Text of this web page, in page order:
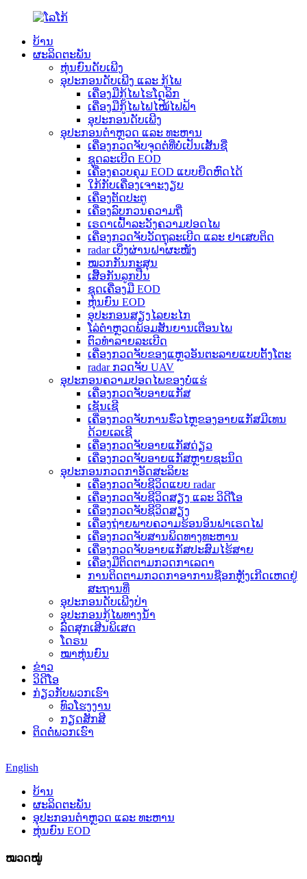
ບ້ານ
ຜະລິດຕະພັນ
ຫຸ່ນຍົນດັບເພີງ
ອຸປະກອນດັບເພີງ ແລະ ກູ້ໄພ
ເຄື່ອງມືກູ້ໄພໄຮໂດຼລິກ
ເຄື່ອງມືກູ້ໄພໄຟໄໝ້ໄຟຟ້າ
ອຸປະກອນດັບເພີງ
ອຸປະກອນຕຳຫຼວດ ແລະ ທະຫານ
ເຄື່ອງກວດຈັບຈຸດຕໍ່ທີ່ບໍ່ເປັນເສັ້ນຊື່
ຊຸດລະເບີດ EOD
ເຄື່ອງຄວບຄຸມ EOD ແບບຍືດຫົດໄດ້
ໃກ້ກັບເຄື່ອງເຈາະງຽບ
ເຄື່ອງຕັດປະຕູ
ເຄື່ອງລົບກວນຄວາມຖີ່
ເຣດາເຝົ້າລະວັງຄວາມປອດໄພ
ເຄື່ອງກວດຈັບວັດຖຸລະເບີດ ແລະ ຢາເສບຕິດ
radar ເບິ່ງຜ່ານຝາຜະໜັງ
ໝວກກັນກະສຸນ
ເສື້ອກັນລູກປືນ
ຊຸດເຄື່ອງມື EOD
ຫຸ່ນຍົນ EOD
ອຸປະກອນສຽງໄລຍະໄກ
ໂລ່ຕຳຫຼວດພ້ອມສັນຍານເຕືອນໄພ
ຕົວທຳລາຍລະເບີດ
ເຄື່ອງກວດຈັບຂອງແຫຼວອັນຕະລາຍແບບຕັ້ງໂຕະ
radar ກວດຈັບ UAV
ອຸປະກອນຄວາມປອດໄພຂອງບໍ່ແຮ່
ເຄື່ອງກວດຈັບອາຍແກັສ
ເຊັນເຊີ
ເຄື່ອງກວດຈັບການຮົ່ວໄຫຼຂອງອາຍແກັສມີເທນ
ດ້ວຍເລເຊີ
ເຄື່ອງກວດຈັບອາຍແກັສດ່ຽວ
ເຄື່ອງກວດຈັບອາຍແກັສຫຼາຍຊະນິດ
ອຸປະກອນກວດກາອັດສະລິຍະ
ເຄື່ອງກວດຈັບຊີວິດແບບ radar
ເຄື່ອງກວດຈັບຊີວິດສຽງ ແລະ ວິດີໂອ
ເຄື່ອງກວດຈັບຊີວິດສຽງ
ເຄື່ອງຖ່າຍພາບຄວາມຮ້ອນອິນຟາເຣດໄຟ
ເຄື່ອງກວດຈັບສານພິດທາງທະຫານ
ເຄື່ອງກວດຈັບອາຍແກັສປະສົມໄຮ້ສາຍ
ເຄື່ອງມືຕິດຕາມກວດກາເລດາ
ການຕິດຕາມກວດກາອາການຊ໊ອກຫຼັງເກີດເຫດຢູ່
ສະຖານທີ່
ອຸປະກອນດັບເພີງປ່າ
ອຸປະກອນກູ້ໄພທາງນ້ຳ
ລົດສຸກເສີນພິເສດ
ໂດຣນ
ໝາຫຸ່ນຍົນ
ຂ່າວ
ວິດີໂອ
ກ່ຽວກັບພວກເຮົາ
ທົວໂຮງງານ
ກຽດສັກສີ
ຕິດຕໍ່ພວກເຮົາ
English
ບ້ານ
ຜະລິດຕະພັນ
ອຸປະກອນຕຳຫຼວດ ແລະ ທະຫານ
ຫຸ່ນຍົນ EOD
ໝວດໝູ່